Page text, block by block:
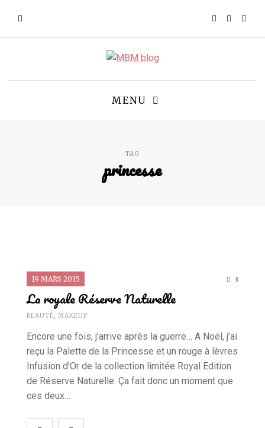
MENU
TAG
princesse
19 MARS 2015 3
La royale Réserve Naturelle
BEAUTÉ, MAKEUP
Encore une fois, j’arrive après la guerre… A Noël, j’ai
reçu la Palette de la Princesse et un rouge à lèvres
Infusion d’Or de la collection limitée Royal Edition
de Réserve Naturelle. Ça fait donc un moment que
ces deux…